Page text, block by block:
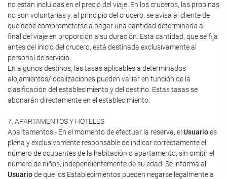
no están incluidas en el precio del viaje. En los cruceros, las propinas
no son voluntarias y, al principio del crucero, se avisa al cliente de
que debe comprometerse a pagar una cantidad determinada al
final del viaje en proporción a su duración. Esta cantidad, que se fija
antes del inicio del crucero, está destinada exclusivamente al
personal de servicio.
En algunos destinos, las tasas aplicables a determinados
alojamientos/localizaciones pueden variar en función de la
clasificación del establecimiento y del destino. Estas tasas se
abonarán directamente en el establecimiento.
7. APARTAMENTOS Y HOTELES
Apartamentos.- En el momento de efectuar la reserva, el Usuarioes
plena y exclusivamente responsable de indicar correctamente el
número de ocupantes de la habitación o apartamento, sin omitir el
número de niños, independientemente de su edad. Se informa al
Usuariode que los Establecimientos pueden negarse legalmente a